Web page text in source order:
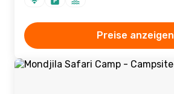
Preise anzeigen